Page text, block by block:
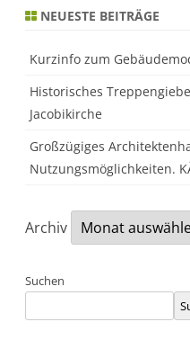
NEUESTE BEITRÄGE
Kurzinfo zum
Historisches
Jacobikirche
Großzügiges
Nutzungsmöglichkeiten.
Archiv
Suchen